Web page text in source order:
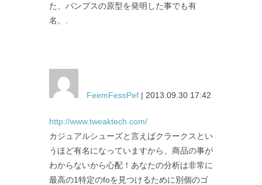
た、パンプスの原型を発明した事でも有
名。.
FeemFessPef | 2013.09.30 17:42
http://www.tweaktech.com/
カジュアルシューズと言えばクラークスとい
うほど有名になっていますから、商品の事が
わからないから心配！あなたの分析は非常に
最高の1特定のfoを見つけるために別個のゴ